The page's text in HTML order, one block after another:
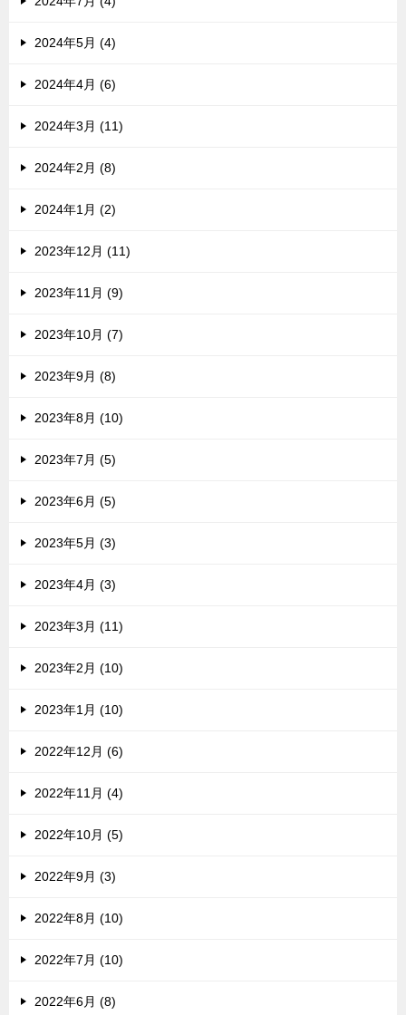
2024年5月 (4)
2024年4月 (6)
2024年3月 (11)
2024年2月 (8)
2024年1月 (2)
2023年12月 (11)
2023年11月 (9)
2023年10月 (7)
2023年9月 (8)
2023年8月 (10)
2023年7月 (5)
2023年6月 (5)
2023年5月 (3)
2023年4月 (3)
2023年3月 (11)
2023年2月 (10)
2023年1月 (10)
2022年12月 (6)
2022年11月 (4)
2022年10月 (5)
2022年9月 (3)
2022年8月 (10)
2022年7月 (10)
2022年6月 (8)